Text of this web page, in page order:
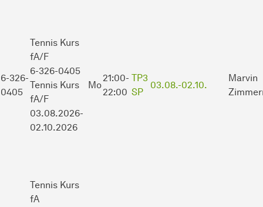
6-326-
0405
Tennis Kurs
fA/F
6-326-0405
Tennis Kurs
fA/F
03.08.2026-
02.10.2026
Mo
21:00-
22:00
TP3
SP
03.08.-02.10.
Marvin
Tennis Kurs
fA